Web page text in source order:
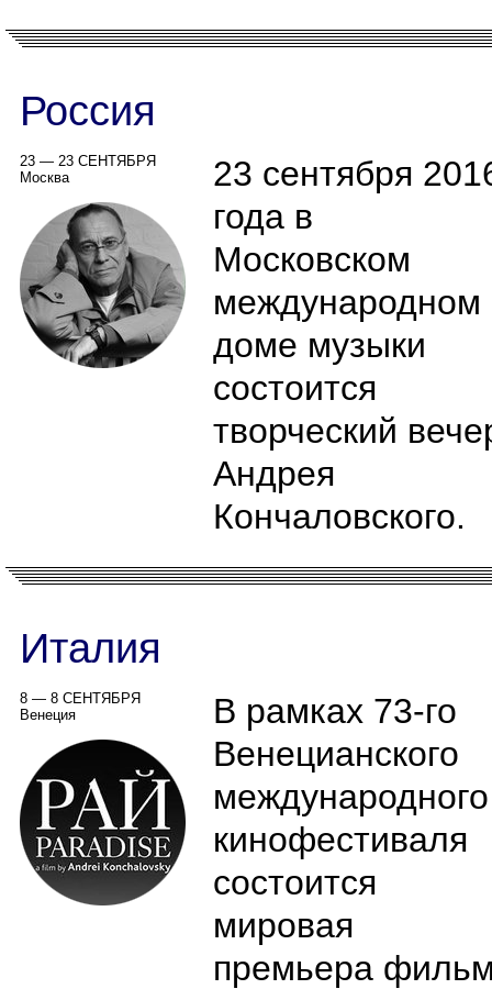
Россия
23 — 23 СЕНТЯБРЯ
Москва
23 сентября
года в
Московском
международном
доме музыки
состоится
творческий
Андрея
Кончаловского.
Италия
8 — 8 СЕНТЯБРЯ
Венеция
В рамках 73-го
Венецианского
международного
кинофестиваля
состоится
мировая
премьера